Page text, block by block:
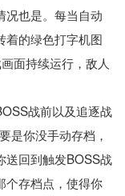
况也是。每当自动
着的绿色打字机图
面持续运行，敌人
战前以及追逐战
是你没手动存档，
送回到触发BOSS战
个存档点，使得你